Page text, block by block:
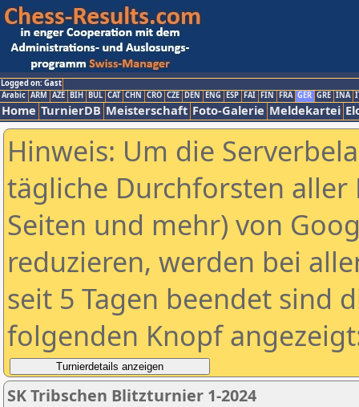
Logged on: Gast
Arabic ARM AZE BIH BUL CAT CHN CRO CZE DEN ENG ESP FAI FIN FRA GER GRE INA
Home TurnierDB Meisterschaft Foto-Galerie Meldekartei
Hinweis: Um die
tägliche Durchforsten aller
Seiten und mehr) von
reduzieren, werden bei
seit 5 Tagen beendet sind
folgenden Knopf
SK Tribschen Blitzturnier 1-2024